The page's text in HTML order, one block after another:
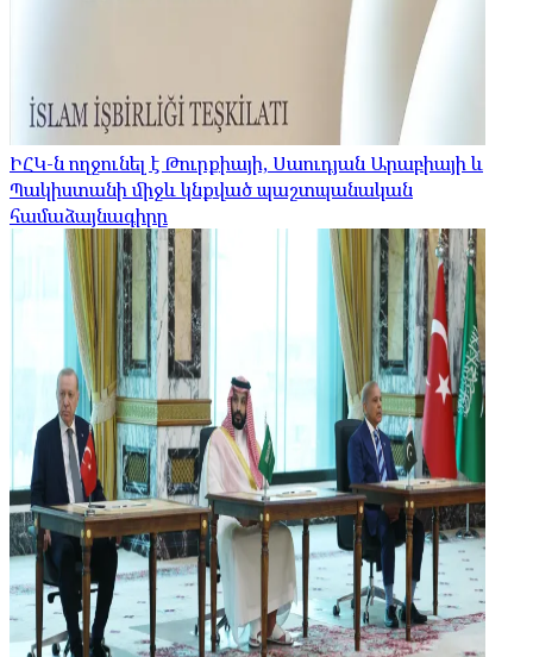
ԻՀԿ-ն ողջունել է Թուրքիայի, Սաուդյան Արաբիայի և
Պակիստանի միջև կնքված պաշտպանական
համաձայնագիրը